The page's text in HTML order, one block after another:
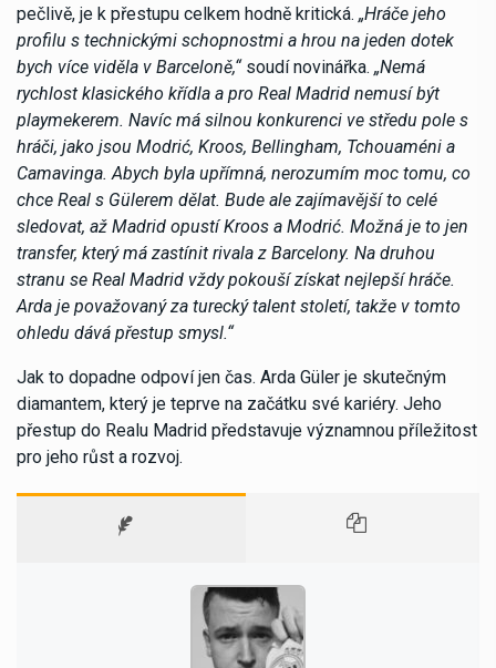
pečlivě, je k přestupu celkem hodně kritická. „Hráče jeho
profilu s technickými schopnostmi a hrou na jeden dotek
bych více viděla v Barceloně,“soudí novinářka. „Nemá
rychlost klasického křídla a pro Real Madrid nemusí být
playmekerem. Navíc má silnou konkurenci ve středu pole s
hráči, jako jsou Modrić, Kroos, Bellingham, Tchouaméni a
Camavinga. Abych byla upřímná, nerozumím moc tomu, co
chce Real s Gülerem dělat. Bude ale zajímavější to celé
sledovat, až Madrid opustí Kroos a Modrić. Možná je to jen
transfer, který má zastínit rivala z Barcelony. Na druhou
stranu se Real Madrid vždy pokouší získat nejlepší hráče.
Arda je považovaný za turecký talent století, takže v tomto
ohledu dává přestup smysl.“
Jak to dopadne odpoví jen čas. Arda Güler je skutečným
diamantem, který je teprve na začátku své kariéry. Jeho
přestup do Realu Madrid představuje významnou příležitost
pro jeho růst a rozvoj.